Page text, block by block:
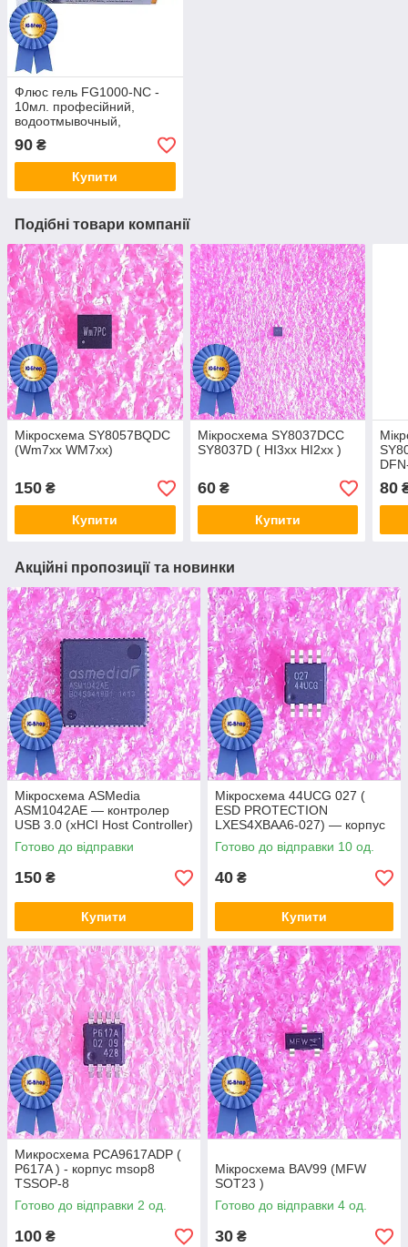
Флюс гель FG1000-NC -
10мл. професійний,
водоотмывочный,
водосмываемый
90 ₴
Купити
Подібні товари компанії
Мікросхема SY8057BQDC
(Wm7xx WM7xx)
150 ₴
Купити
Мікросхема SY8037DCC
SY8037D ( HI3xx HI2xx )
60₴
Купити
80
Акційні пропозиції та новинки
Мікросхема ASMedia
ASM1042AE — контролер
USB 3.0 (xHCI Host Controller)
Готово до відправки
150 ₴
Купити
Мікросхема 44UCG 027 (
ESD PROTECTION
LXES4XBAA6-027) — корпус
msop8
Готово до відправки 10 од.
40 ₴
Купити
Микросхема PCA9617ADP (
P617A ) - корпус msop8
TSSOP-8
Готово до відправки 2 од.
100 ₴
Мікросхема BAV99 (MFW
SOT23 )
Готово до відправки 4 од.
30 ₴